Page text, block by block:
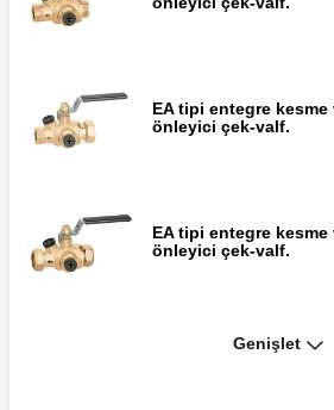
EA tipi entegre kesme
önleyici çek-valf.
EA tipi entegre kesme
önleyici çek-valf.
Basınç saati, özel
Genişlet